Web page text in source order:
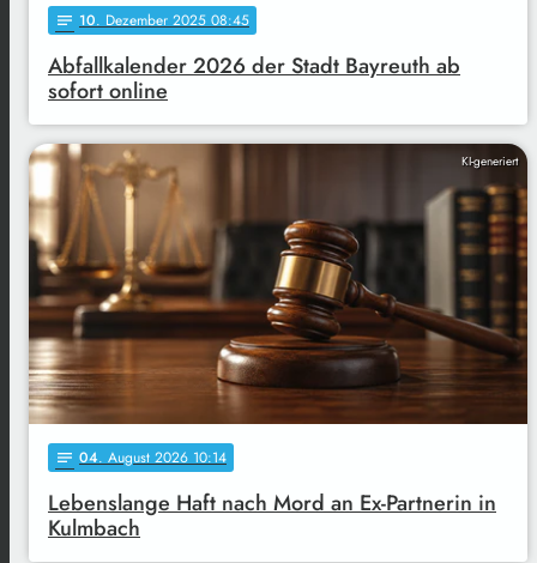
notes 10. Dezember 2025 08:45
Abfallkalender 2026 der Stadt Bayreuth ab
sofort online
KI-generiert
notes 04. August 2026 10:14
Lebenslange Haft nach Mord an Ex-Partnerin in
Kulmbach